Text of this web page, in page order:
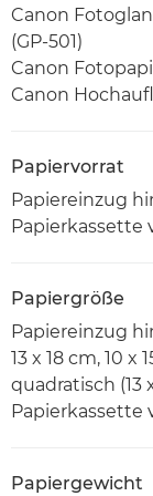
Canon
(GP-501)
Canon
Canon
Papiervorrat
Papiereinzug
Papierkassette
Papiergröße
Papiereinzug
13 x 18 cm, 10 x
quadratisch (13
Papierkassette
Papiergewicht